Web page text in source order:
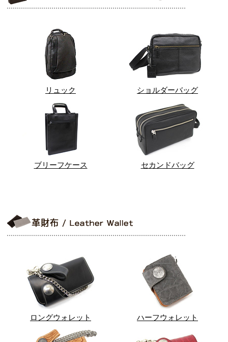
リュック ショルダーバッグ
ブリーフケース セカンドバッグ
ロングウォレット ハーフウォレット